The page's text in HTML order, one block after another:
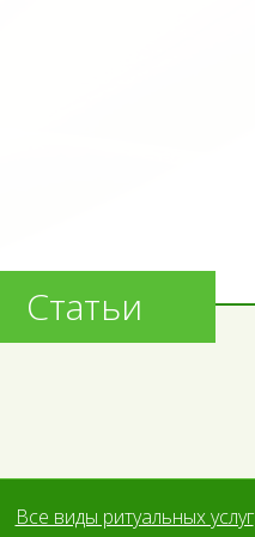
Статьи
Все виды ритуальных услуг